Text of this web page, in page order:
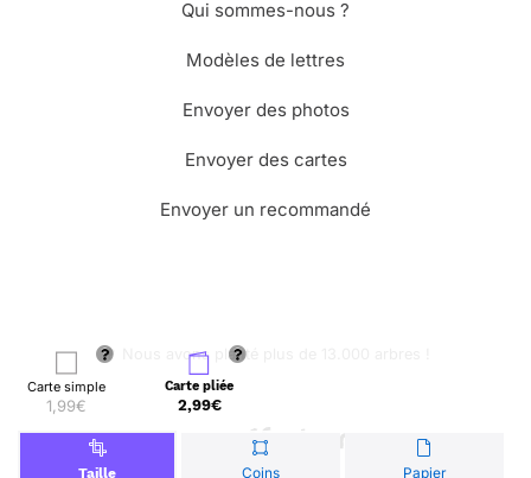
Carte simple
1,99€
Carte pliée
2,99€
Taille Coins Papier
Qui sommes-nous ?
Modèles de lettres
Envoyer des photos
Envoyer des cartes
Envoyer un recommandé
🌳 Nous avons planté plus de 13.000 arbres !
© Merci Facteur